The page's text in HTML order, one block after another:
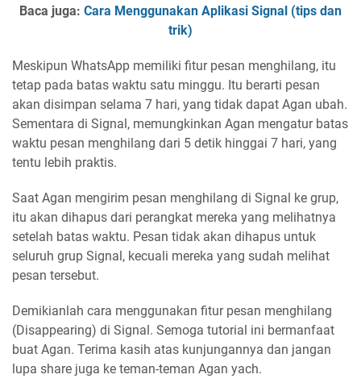
Baca juga: Cara Menggunakan Aplikasi Signal (tips dan
trik)
Meskipun WhatsApp memiliki fitur pesan menghilang, itu
tetap pada batas waktu satu minggu. Itu berarti pesan
akan disimpan selama 7 hari, yang tidak dapat Agan ubah.
Sementara di Signal, memungkinkan Agan mengatur batas
waktu pesan menghilang dari 5 detik hinggai 7 hari, yang
tentu lebih praktis.
Saat Agan mengirim pesan menghilang di Signal ke grup,
itu akan dihapus dari perangkat mereka yang melihatnya
setelah batas waktu. Pesan tidak akan dihapus untuk
seluruh grup Signal, kecuali mereka yang sudah melihat
pesan tersebut.
Demikianlah cara menggunakan fitur pesan menghilang
(Disappearing) di Signal. Semoga tutorial ini bermanfaat
buat Agan. Terima kasih atas kunjungannya dan jangan
lupa share juga ke teman-teman Agan yach.